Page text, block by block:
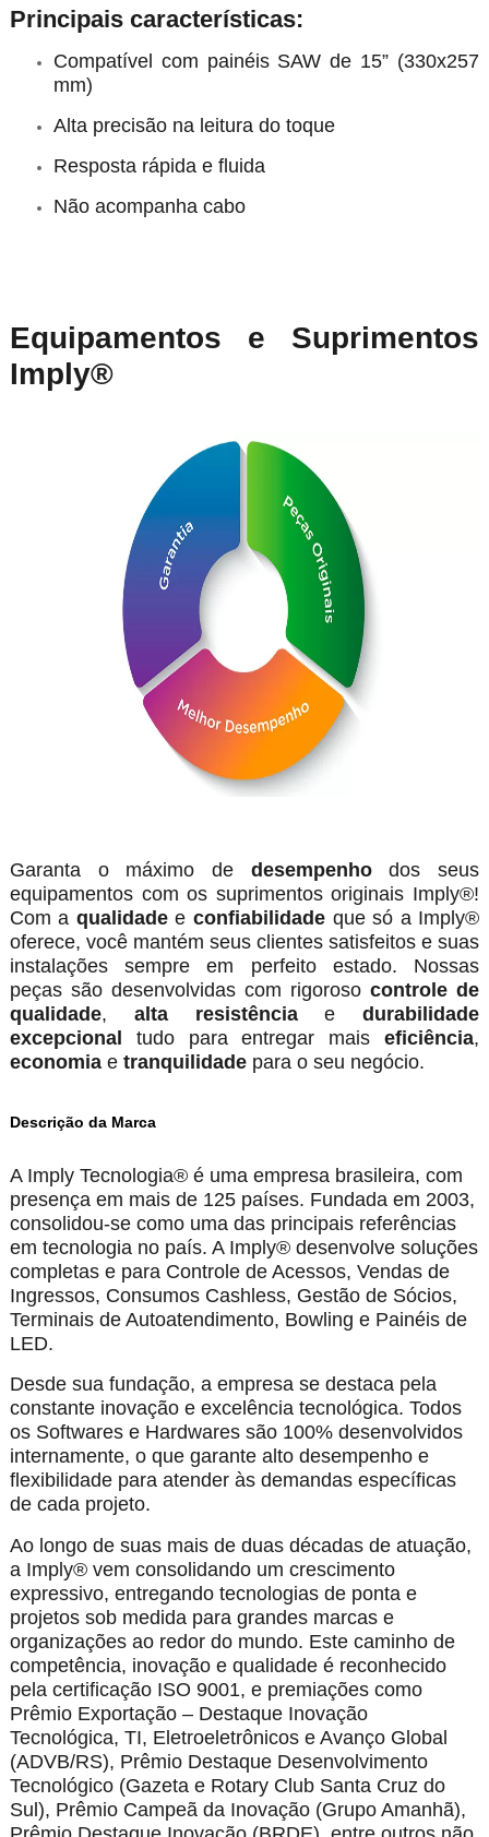
Principais características:
Compatível com painéis SAW de 15” (330x257
mm)
Alta precisão na leitura do toque
Resposta rápida e fluida
Não acompanha cabo
Equipamentos e Suprimentos
Imply®
Garanta o máximo de desempenhodos seus
equipamentos com os suprimentos originais Imply®!
Com a qualidadeeconfiabilidade que só a Imply®
oferece, você mantém seus clientes satisfeitos e suas
instalações sempre em perfeito estado. Nossas
peças são desenvolvidas com rigorosocontrole de
qualidade, alta resistênciaedurabilidade
excepcional tudo para entregar maiseficiência,
economiae tranquilidadepara o seu negócio.
Descrição da Marca
A Imply Tecnologia® é uma empresa brasileira, com
presença em mais de 125 países. Fundada em 2003,
consolidou-se como uma das principais referências
em tecnologia no país. A Imply® desenvolve soluções
completas e para Controle de Acessos, Vendas de
Ingressos, Consumos Cashless, Gestão de Sócios,
Terminais de Autoatendimento, Bowling e Painéis de
LED.
Desde sua fundação, a empresa se destaca pela
constante inovação e excelência tecnológica. Todos
os Softwares e Hardwares são 100% desenvolvidos
internamente, o que garante alto desempenho e
flexibilidade para atender às demandas específicas
de cada projeto.
Ao longo de suas mais de duas décadas de atuação,
a Imply® vem consolidando um crescimento
expressivo, entregando tecnologias de ponta e
projetos sob medida para grandes marcas e
organizações ao redor do mundo. Este caminho de
competência, inovação e qualidade é reconhecido
pela certificação ISO 9001, e premiações como
Prêmio Exportação – Destaque Inovação
Tecnológica, TI, Eletroeletrônicos e Avanço Global
(ADVB/RS), Prêmio Destaque Desenvolvimento
Tecnológico (Gazeta e Rotary Club Santa Cruz do
Sul), Prêmio Campeã da Inovação (Grupo Amanhã),